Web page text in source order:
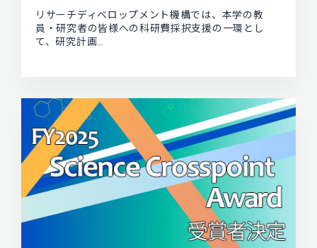
リサーチディベロップメント機構では、本学の教
員・研究者の皆様への科研費採択支援の一環とし
て、研究計画…